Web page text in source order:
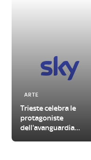
ARTE
Trieste celebra le
protagoniste
dell'avanguardia